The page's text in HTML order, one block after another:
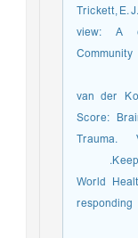
Trickett,
view: A
van der
Score:
Trauma.
World